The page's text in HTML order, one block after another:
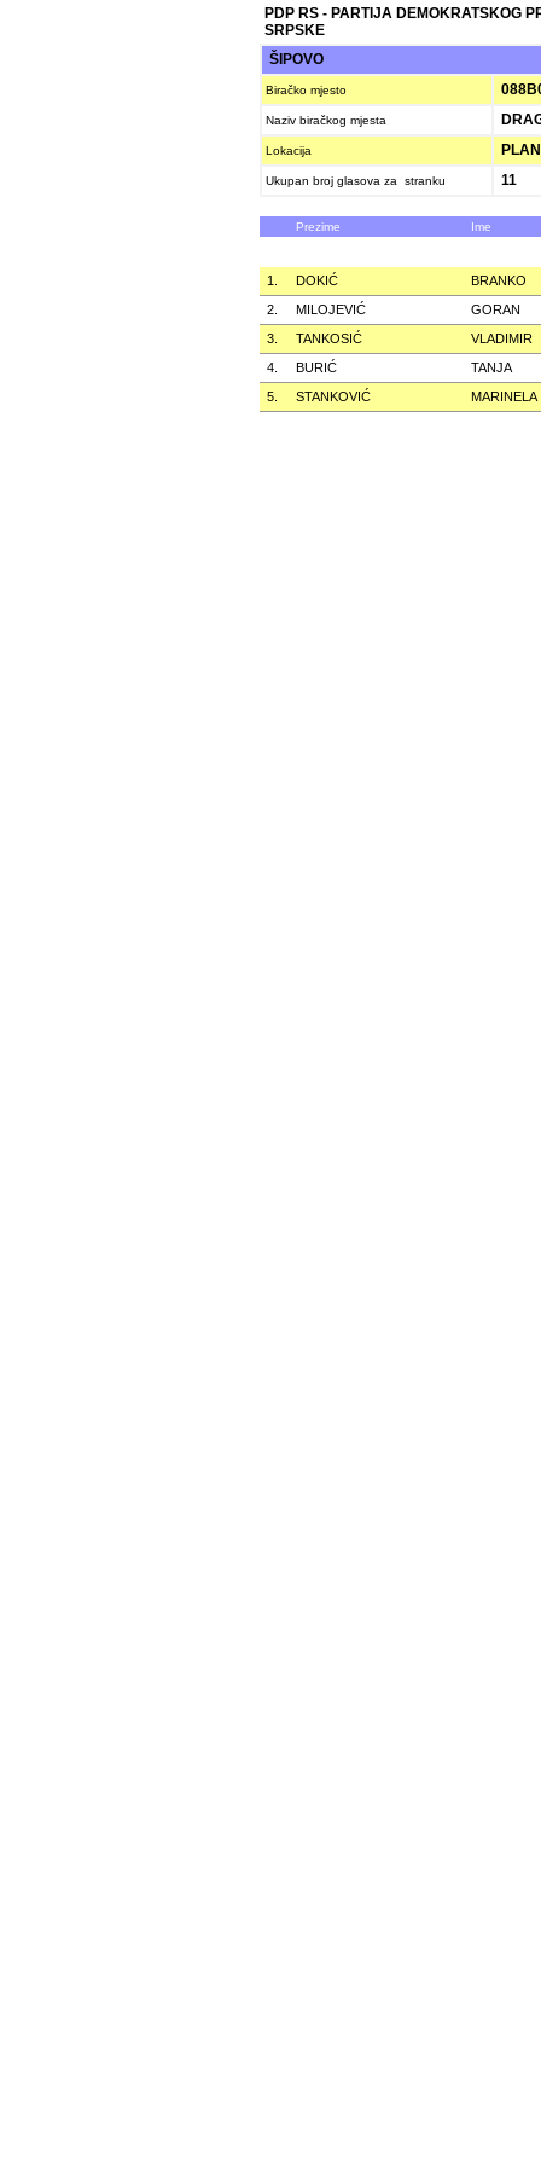
PDP RS - PARTIJA DEMOKRATSKOG
SRPSKE
ŠIPOVO
Biračko mjesto
Naziv biračkog mjesta
Lokacija
Ukupan broj glasova za stranku 11
Prezime Ime
1. DOKIĆ
BRANKO
2.
MILOJEVIĆ
GORAN
3.
TANKOSIĆ
VLADIMIR
4.
BURIĆ
TANJA
5.
STANKOVIĆ MARINELA